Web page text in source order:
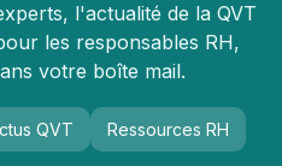
l'actualité de la QVT
les responsables RH,
votre boîte mail.
QVT Ressources RH